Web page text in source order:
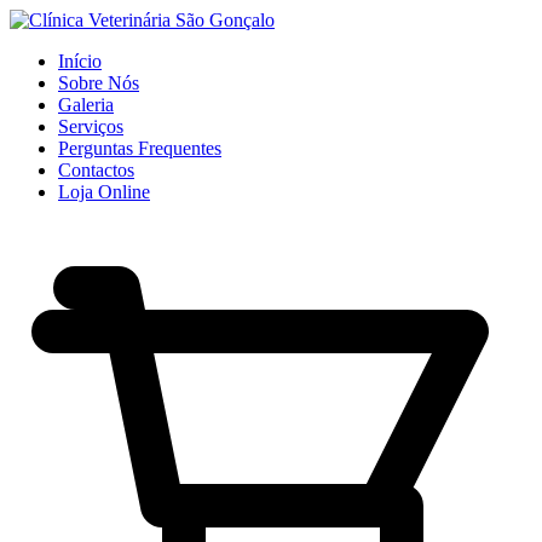
Início
Sobre Nós
Galeria
Serviços
Perguntas Frequentes
Contactos
Loja Online